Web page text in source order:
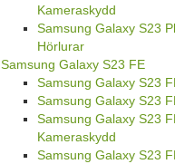
Kameraskydd
Samsung Galaxy S23
Hörlurar
Samsung Galaxy S23 FE
Samsung Galaxy S23
Samsung Galaxy S23
Samsung Galaxy S23
Kameraskydd
Samsung Galaxy S23